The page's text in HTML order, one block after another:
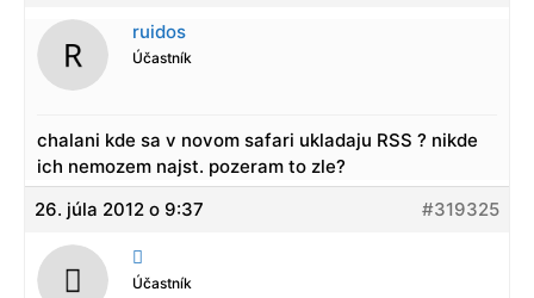
ruidos
Účastník
chalani kde sa v novom safari ukladaju RSS ? nikde
ich nemozem najst. pozeram to zle?
26. júla 2012 o 9:37
#319325

Účastník